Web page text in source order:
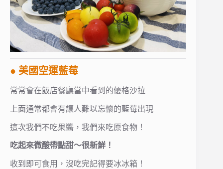
● 美國空運藍莓
常常會在飯店餐廳當中看到的優格沙拉
上面通常都會有讓人難以忘懷的藍莓出現
這次我們不吃果醬，我們來吃原食物！
吃起來微酸帶點甜～很新鮮！
收到即可食用，沒吃完記得要冰冰箱！